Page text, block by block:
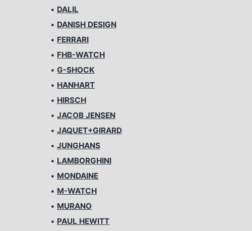
• DALIL
• DANISH DESIGN
• FERRARI
• FHB-WATCH
• G-SHOCK
• HANHART
• HIRSCH
• JACOB JENSEN
• JAQUET+GIRARD
• JUNGHANS
• LAMBORGHINI
• MONDAINE
• M-WATCH
• MURANO
• PAUL HEWITT